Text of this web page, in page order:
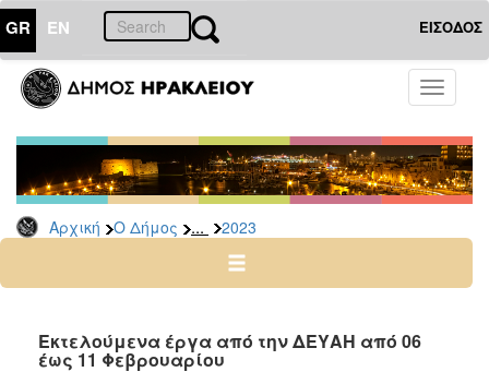
GR EN ΕΙΣΟΔΟΣ
Toggle
Αρχική Ο Δήμος ... 2023
ΔΗΜΟΣ
Δελτία
Τύπου
Αρχείο
2026
2024
2022
Εκτελούμενα έργα από την ΔΕΥΑΗ από 06
έως 11 Φεβρουαρίου